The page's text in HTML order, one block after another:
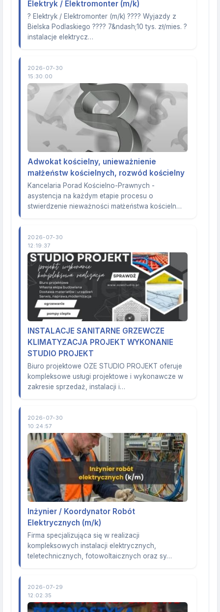
Elektryk / Elektromonter (m/k)
? Elektryk / Elektromonter (m/k) ???? Wyjazdy z
Bielska Podlaskiego ???? 7&ndash;10 tys. zł/mies. ?
instalacje elektrycz…
2026-07-30
15:30:00
Adwokat kościelny, unieważnienie
małżeństw kościelnych, rozwód kościelny
Kancelaria Porad Kościelno-Prawnych -
asystencja na każdym etapie procesu o
stwierdzenie nieważności małżeństwa kościeln…
2026-07-30
12:19:37
INSTALACJE SANITARNE GRZEWCZE
KLIMATYZACJA PROJEKT WYKONANIE
STUDIO PROJEKT
Biuro projektowe OZE STUDIO PROJEKT oferuje
kompleksowe usługi projektowe i wykonawcze w
zakresie sprzedaż, instalacji i…
2026-07-30
10:24:57
Inżynier / Koordynator Robót
Elektrycznych (m/k)
Firma specjalizująca się w realizacji
kompleksowych instalacji elektrycznych,
teletechnicznych, fotowoltaicznych oraz sy…
2026-07-29
12:02:35